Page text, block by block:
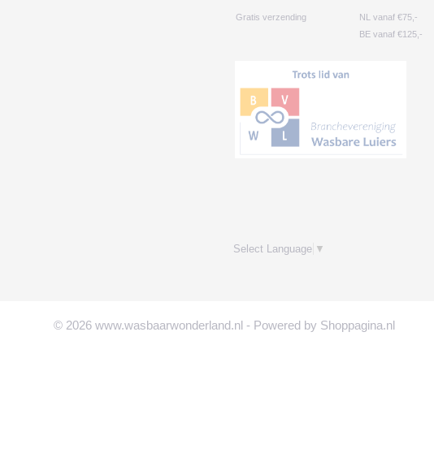
Gratis verzending
NL vanaf €75,-
BE vanaf €125,-
Select Language ▼
© 2026 www.wasbaarwonderland.nl - Powered by Shoppagina.nl